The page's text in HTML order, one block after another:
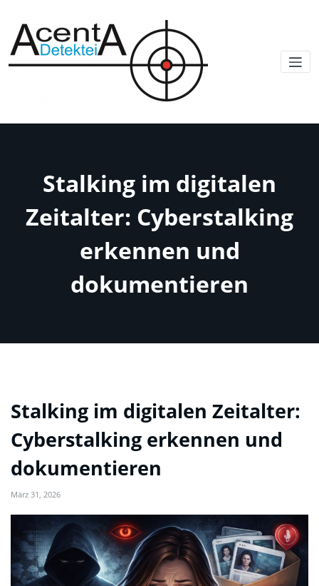
Stalking im digitalen
Zeitalter: Cyberstalking
erkennen und
dokumentieren
Stalking im digitalen Zeitalter:
Cyberstalking erkennen und
dokumentieren
März 31, 2026